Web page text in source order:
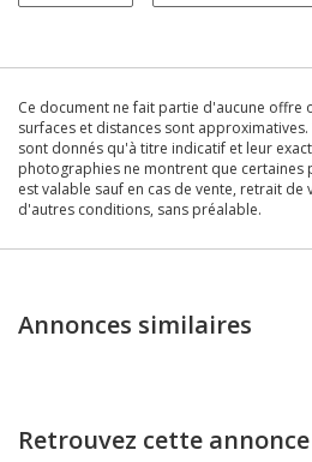
Ce document ne fait partie d'aucune offre
surfaces et distances sont
sont donnés qu'à titre indicatif et leur
photographies ne montrent que
est valable sauf en cas de vente, retrait de
d'autres conditions, sans préalable.
Annonces similaires
Retrouvez cette